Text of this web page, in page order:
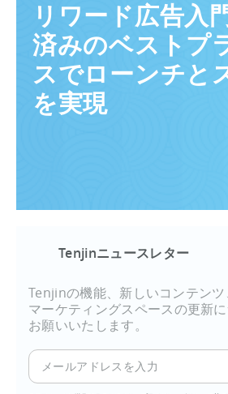
リワード広告入
済みのベストプ
スでローンチと
を実現
Tenjinニュースレター
Tenjinの機能、新しいコンテン
マーケティングスペースの更新
お願いいたします。